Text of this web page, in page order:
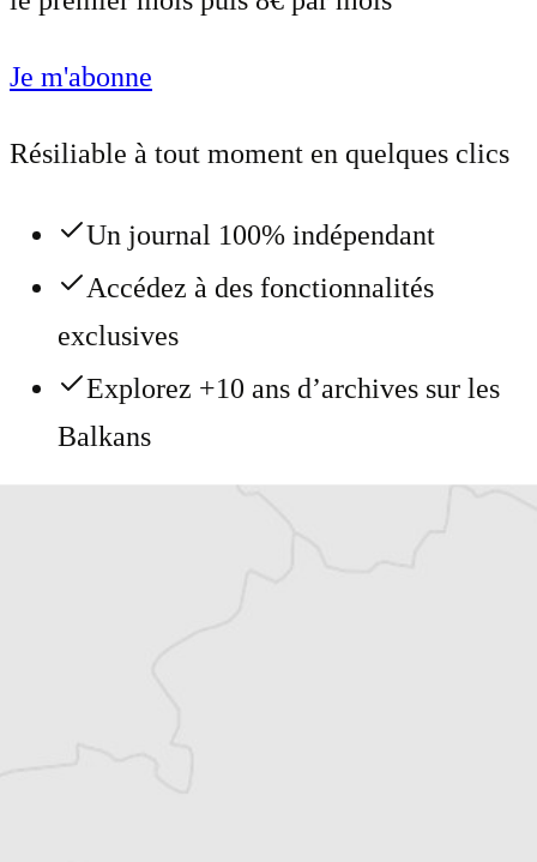
Je m'abonne
Résiliable à tout moment en quelques clics
Un journal 100% indépendant
Accédez à des fonctionnalités
exclusives
Explorez +10 ans d’archives sur les
Balkans